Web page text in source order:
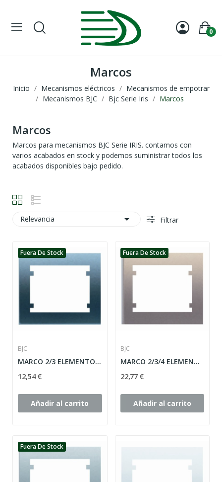
0
Marcos
Inicio Mecanismos eléctricos
Mecanismos de empotrar
Mecanismos BJC
Bjc Serie Iris Marcos
Marcos
Marcos para mecanismos BJC Serie IRIS. contamos con
varios acabados en stock y podemos suministrar todos los
acabados disponibles bajo pedido.
Relevancia  Filtrar
Fuera De Stock
BJC
MARCO 2/3 ELEMENTOS VERTICAL SERIE IRIS ref: 18103
12,54 €
Añadir al carrito
Fuera De Stock
BJC
MARCO 2/3/4 ELEMENTOS HORIZONTAL SERIE IRIS...
22,77 €
Añadir al carrito
Fuera De Stock